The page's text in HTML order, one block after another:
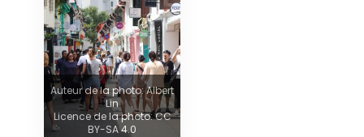
Auteur de la photo: Albert
Lin
Licence de la photo: CC
BY-SA 4.0